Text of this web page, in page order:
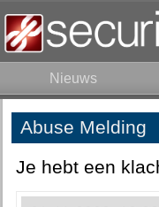
Nieuws
Abuse Melding
Je hebt een